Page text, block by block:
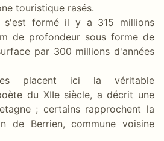
touristique rasés.
s'est formé il y a 315 millions
de profondeur sous forme de
par 300 millions d'années
placent ici la véritable
du XIIe siècle, a décrit une
; certains rapprochent la
de Berrien, commune voisine